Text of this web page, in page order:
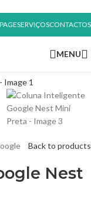
SERVIÇOSCONTACTOS
MENU
Back to products
Nest